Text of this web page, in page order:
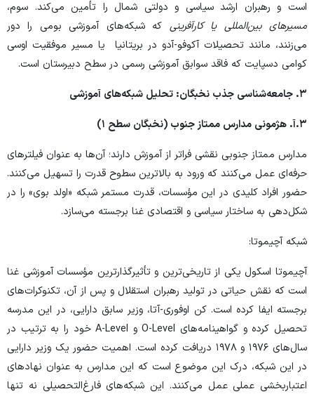
است و رهبران ارشد سیاسی و دولتی شمال را تأمین می‌کند. سوم،
مسیرهای بین‌المللی یا کارآفرینی که شبکه‌های آموزشی بومی را دور
می‌زنند، مانند تحصیلات آکوفو-آدو در بریتانیا یا مسیر موفقیت اوسی
کوامی دسپایت که فاقد سوابق آموزشی رسمی در سطح دبیرستان است.
۳. جامعه‌شناسی جذب نخبگان: تحلیل شبکه‌های آموزشی
۳. آ. هژمونی مدارس ممتاز جنوب (نخبگان سطح ۱)
مدارس ممتاز جنوبی نقشی فراتر از آموزش دارند؛ آن‌ها به عنوان فیلترهای
حرفه‌ای عمل می‌کنند که ورود به بالاترین سطوح قدرت را تسهیل می‌کنند.
حضور افراد کلیدی در این مؤسسات، قدرت مستمر شبکه «اولد بوی» را در
شکل‌دهی به ساختار سیاسی و اقتصادی غنا برجسته می‌سازد.
شبکه آچیموتا:
آچیموتا اسکول یکی از تاریخی‌ترین و تأثیرگذارترین مؤسسات آموزشی غنا
است که نقش حیاتی در تولید رهبران استقلال و پس از آن، تکنوکرات‌های
برجسته ایفا کرده است. کن اوفوری-آتا، وزیر سابق دارایی، در این مدرسه
تحصیل کرده و گواهینامه‌های O-Level و A-Level خود را به ترتیب در
سال‌های ۱۹۷۶ و ۱۹۷۸ دریافت کرده است. اهمیت حضور یک وزیر دارایی
در این شبکه، درک این موضوع است که این مدارس به عنوان نهادهای
اعتباربخشی عملی عمل می‌کنند. این شبکه‌های فارغ‌التحصیلی نه تنها